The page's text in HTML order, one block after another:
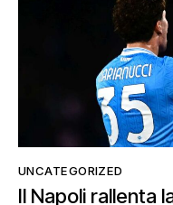
UNCATEGORIZED
Il Napoli rallenta